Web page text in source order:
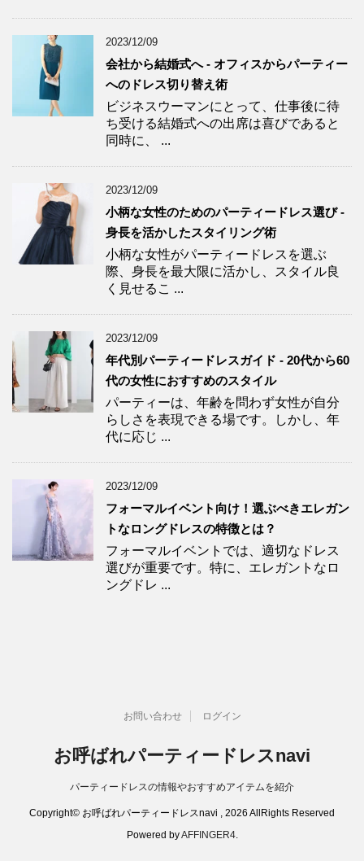
2023/12/09
会社から結婚式へ - オフィスからパーティー
へのドレス切り替え術
ビジネスウーマンにとって、仕事後に待
ち受ける結婚式への出席は喜びであると
同時に、 ...
2023/12/09
小柄な女性のためのパーティードレス選び -
身長を活かしたスタイリング術
小柄な女性がパーティードレスを選ぶ
際、身長を最大限に活かし、スタイル良
く見せるこ ...
2023/12/09
年代別パーティードレスガイド - 20代から60
代の女性におすすめのスタイル
パーティーは、年齢を問わず女性が自分
らしさを表現できる場です。しかし、年
代に応じ ...
2023/12/09
フォーマルイベント向け！選ぶべきエレガン
トなロングドレスの特徴とは？
フォーマルイベントでは、適切なドレス
選びが重要です。特に、エレガントなロ
ングドレ ...
お問い合わせ ログイン
お呼ばれパーティードレスnavi
パーティードレスの情報やおすすめアイテムを紹介
Copyright© お呼ばれパーティードレスnavi , 2026 AllRights Reserved
Powered byAFFINGER4.